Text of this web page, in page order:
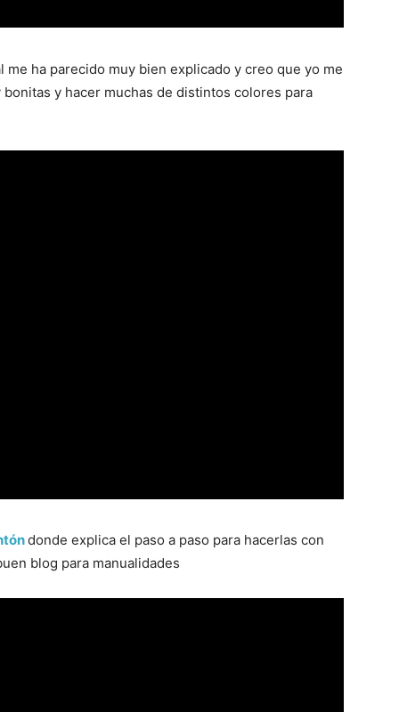
ha parecido muy bien explicado y creo que yo me
y hacer muchas de distintos colores para
donde explica el paso a paso para hacerlas con
blog para manualidades